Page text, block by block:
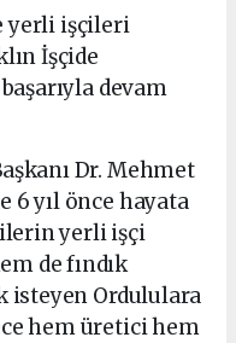
yerli işçileri
İşçide
devam
Dr. Mehmet
6 yıl önce hayata
yerli işçi
de fındık
isteyen Ordululara
hem üretici hem